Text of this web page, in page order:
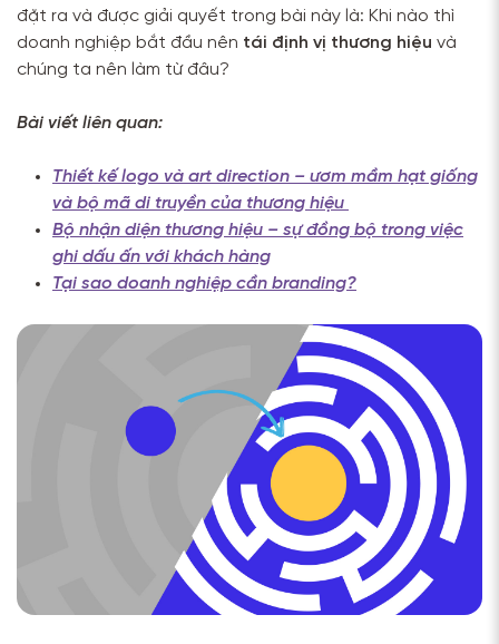
đặt ra và được giải quyết trong bài này là: Khi nào thì
doanh nghiệp bắt đầu nên tái định vị thương hiệu và
chúng ta nên làm từ đâu?
Bài viết liên quan:
Thiết kế logo và art direction – ươm mầm hạt giống
và bộ mã di truyền của thương hiệu
Bộ nhận diện thương hiệu – sự đồng bộ trong việc
ghi dấu ấn với khách hàng
Tại sao doanh nghiệp cần branding?